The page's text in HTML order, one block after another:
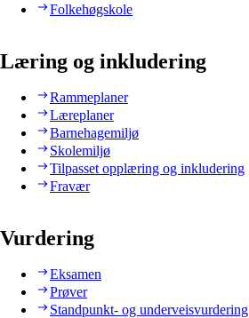
Folkehøgskole
Læring og inkludering
Rammeplaner
Læreplaner
Barnehagemiljø
Skolemiljø
Tilpasset opplæring og inkludering
Fravær
Vurdering
Eksamen
Prøver
Standpunkt- og underveisvurdering